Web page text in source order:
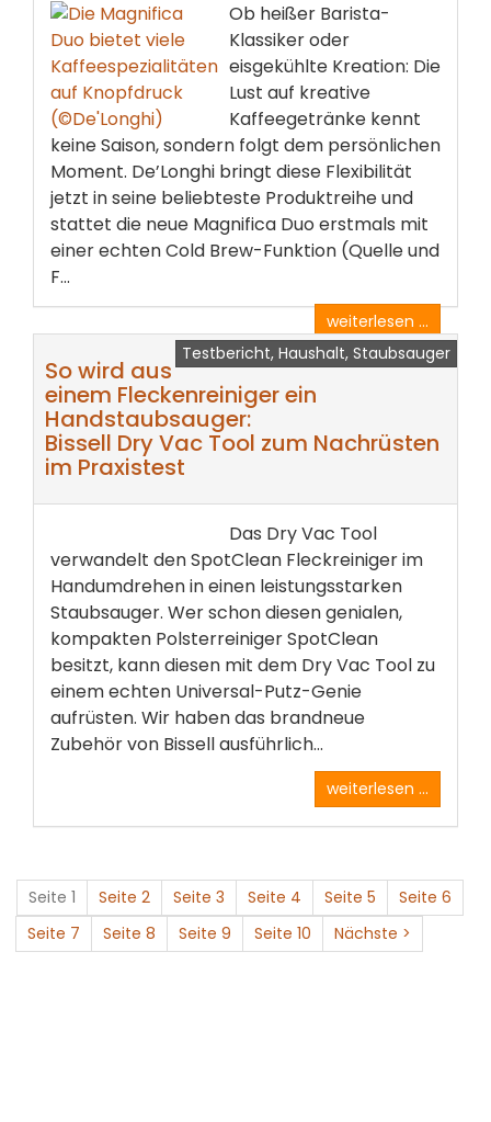
Ob heißer Barista-
Klassiker oder
eisgekühlte Kreation: Die
Lust auf kreative
Kaffeegetränke kennt
keine Saison, sondern folgt dem persönlichen
Moment. De’Longhi bringt diese Flexibilität
jetzt in seine beliebteste Produktreihe und
stattet die neue Magnifica Duo erstmals mit
einer echten Cold Brew-Funktion (Quelle und
F...
weiterlesen ...
Testbericht, Haushalt, Staubsauger
So wird aus
einem Fleckenreiniger ein
Handstaubsauger:
Bissell Dry Vac Tool zum Nachrüsten
im Praxistest
Das Dry Vac Tool
verwandelt den SpotClean Fleckreiniger im
Handumdrehen in einen leistungsstarken
Staubsauger. Wer schon diesen genialen,
kompakten Polsterreiniger SpotClean
besitzt, kann diesen mit dem Dry Vac Tool zu
einem echten Universal-Putz-Genie
aufrüsten. Wir haben das brandneue
Zubehör von Bissell ausführlich...
weiterlesen ...
Seite 1 Seite 2 Seite 3 Seite 4 Seite 5
Seite 6
Seite 7
Seite 8 Seite 9 Seite 10 Nächste >